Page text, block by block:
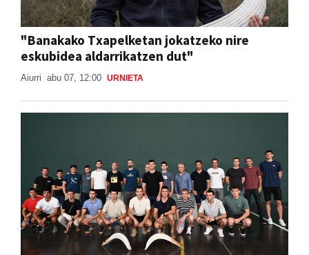
"Banakako Txapelketan jokatzeko nire
eskubidea aldarrikatzen dut"
Aiurri abu 07, 12:00 URNIETA